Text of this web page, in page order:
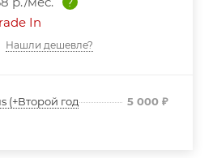
In
Нашли дешевле?
(+Второй год
5 000 ₽